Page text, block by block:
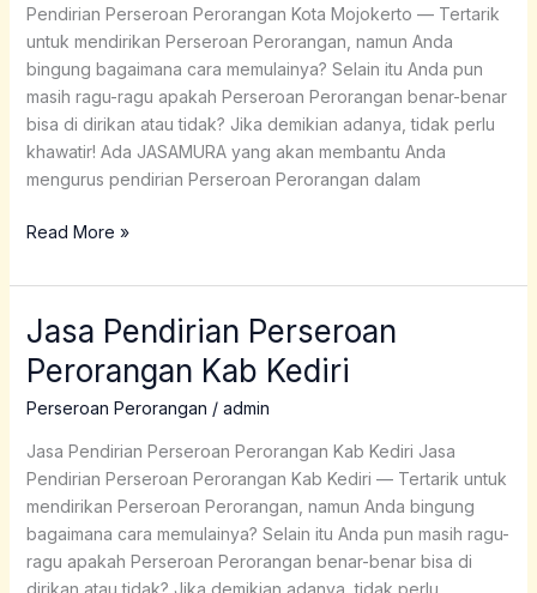
Pendirian Perseroan Perorangan Kota Mojokerto — Tertarik
untuk mendirikan Perseroan Perorangan, namun Anda
bingung bagaimana cara memulainya? Selain itu Anda pun
masih ragu-ragu apakah Perseroan Perorangan benar-benar
bisa di dirikan atau tidak? Jika demikian adanya, tidak perlu
khawatir! Ada JASAMURA yang akan membantu Anda
mengurus pendirian Perseroan Perorangan dalam
Read More »
Jasa Pendirian Perseroan
Perorangan Kab Kediri
Perseroan Perorangan / admin
Jasa Pendirian Perseroan Perorangan Kab Kediri Jasa
Pendirian Perseroan Perorangan Kab Kediri — Tertarik untuk
mendirikan Perseroan Perorangan, namun Anda bingung
bagaimana cara memulainya? Selain itu Anda pun masih ragu-
ragu apakah Perseroan Perorangan benar-benar bisa di
dirikan atau tidak? Jika demikian adanya, tidak perlu
Jasa
Perseroan
Perorangan
Kediri